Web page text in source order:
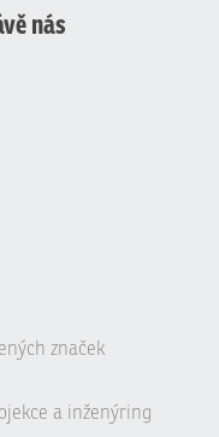
nás
značek
a inženýring